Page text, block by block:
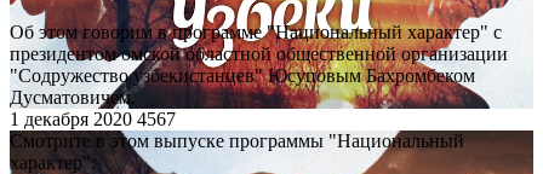
Об этом говорим в программе "Национальный характер" с
президентом омской областной общественной организации
"Содружество узбекистанцев" Юсуповым Бахромбеком
Дусматовичем.
1 декабря 2020 4567
Смотрите в этом выпуске программы "Национальный
характер":